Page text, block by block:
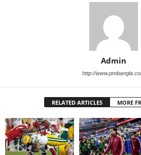
Admin
http://
RELATED ARTICLES MORE